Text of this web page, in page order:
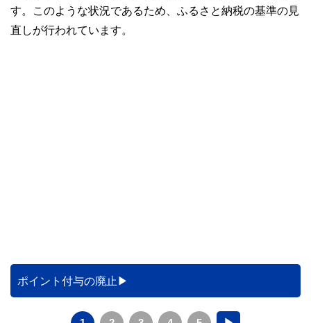
す。このような状況であるため、ふるさと納税の基準の見
直しが行われています。
ポイント付与の廃止